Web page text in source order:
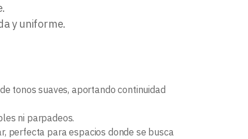
y uniforme.
tonos suaves, aportando continuidad
ni parpadeos.
perfecta para espacios donde se busca